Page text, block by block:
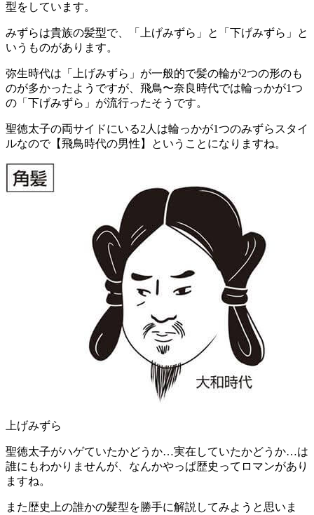
型をしています。
みずらは貴族の髪型で、「上げみずら」と「下げみずら」と
いうものがあります。
弥生時代は「上げみずら」が一般的で髪の輪が2つの形のも
のが多かったようですが、飛鳥〜奈良時代では輪っかが1つ
の「下げみずら」が流行ったそうです。
聖徳太子の両サイドにいる2人は輪っかが1つのみずらスタイ
ルなので【飛鳥時代の男性】ということになりますね。
上げみずら
聖徳太子がハゲていたかどうか…実在していたかどうか…は
誰にもわかりませんが、なんかやっぱ歴史ってロマンがあり
ますね。
また歴史上の誰かの髪型を勝手に解説してみようと思いま